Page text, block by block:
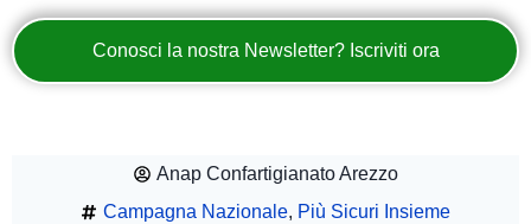
Conosci la nostra Newsletter? Iscriviti ora
Anap Confartigianato Arezzo
Campagna Nazionale, Più Sicuri Insieme